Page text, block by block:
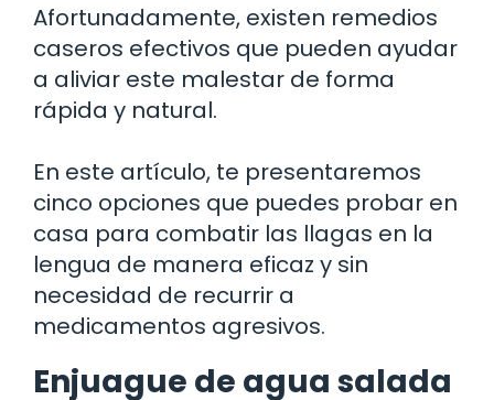
Afortunadamente, existen remedios
caseros efectivos que pueden ayudar
a aliviar este malestar de forma
rápida y natural.
En este artículo, te presentaremos
cinco opciones que puedes probar en
casa para combatir las llagas en la
lengua de manera eficaz y sin
necesidad de recurrir a
medicamentos agresivos.
Enjuague de agua salada